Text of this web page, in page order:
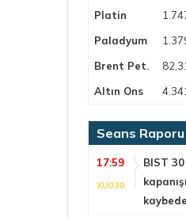
Platin
Paladyum
Brent Pet.
Altın Ons
Seans Raporu
17:59
XU030
BIST